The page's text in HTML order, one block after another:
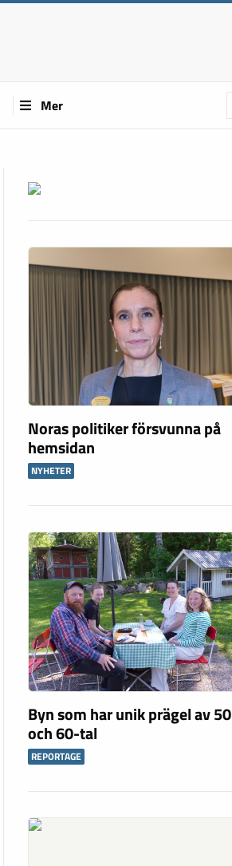
Mer
Noras politiker försvunna på
hemsidan
NYHETER
Byn som har unik prägel av 50
och 60-tal
REPORTAGE